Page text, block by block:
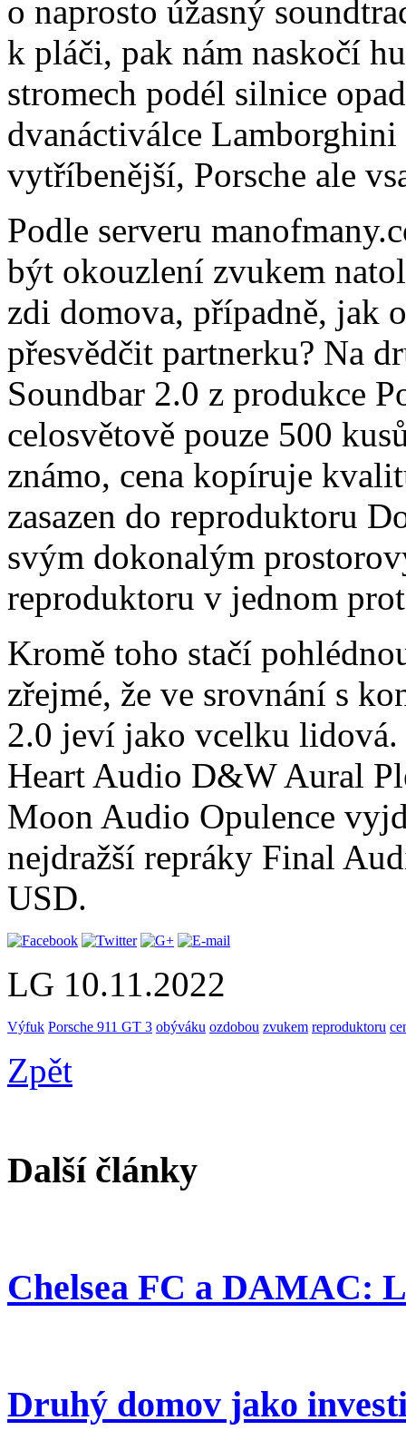
o naprosto úžasný
k pláči, pak nám naskočí
stromech podél silnice
dvanáctiválce
vytříbenější, Porsche ale
Podle serveru
být okouzlení zvukem
zdi domova, případně, jak
přesvědčit partnerku? Na
Soundbar 2.0 z produkce
celosvětově pouze 500
známo, cena kopíruje
zasazen do reproduktoru
svým dokonalým
reproduktoru v jednom
Kromě toho stačí
zřejmé, že ve srovnání s
2.0 jeví jako vcelku
Heart Audio D&W Aural
Moon Audio Opulence
nejdražší repráky Final
USD.
LG 10.11.2022
Výfuk Porsche 911 GT 3 obýváku ozdobou zvukem reproduktoru
Zpět
Další články
Chelsea FC a DAMAC:
Druhý domov jako